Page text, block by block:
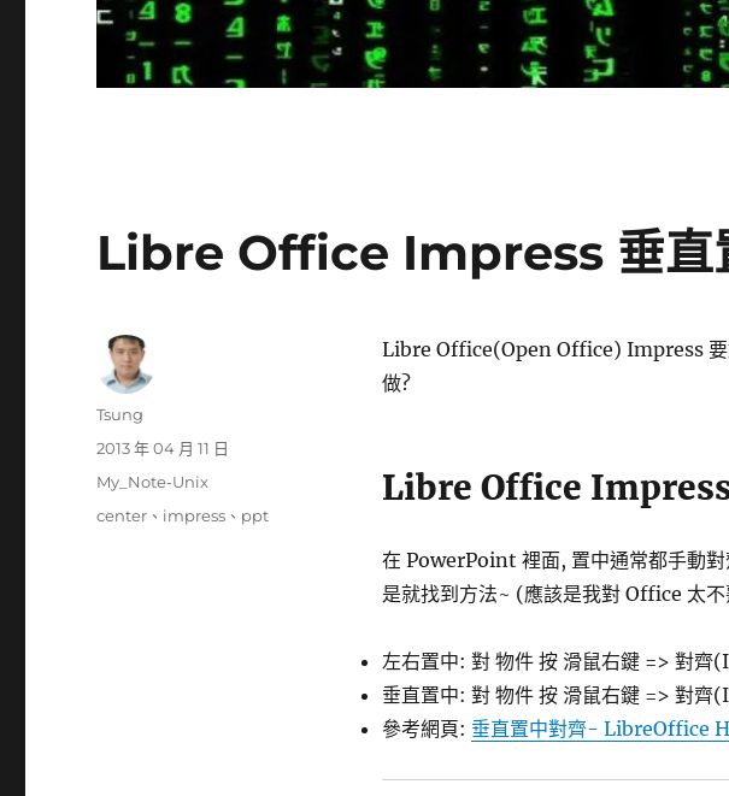
Libre Office Impress 垂直
Libre Office(Open Office) Impress 要
做?
Libre Office Impress
在 PowerPoint 裡面, 置中通常都手動
是就找到方法~ (應該是我對 Office 太
左右置中: 對 物件 按 滑鼠右鍵 => 對齊
垂直置中: 對 物件 按 滑鼠右鍵 => 對
參考網頁: 垂直置中對齊- LibreOffice
作
Tsung
發
日
期:
2013 年 04 月 11 日
分
My_Note-Unix
標
center 、 impress 、 ppt